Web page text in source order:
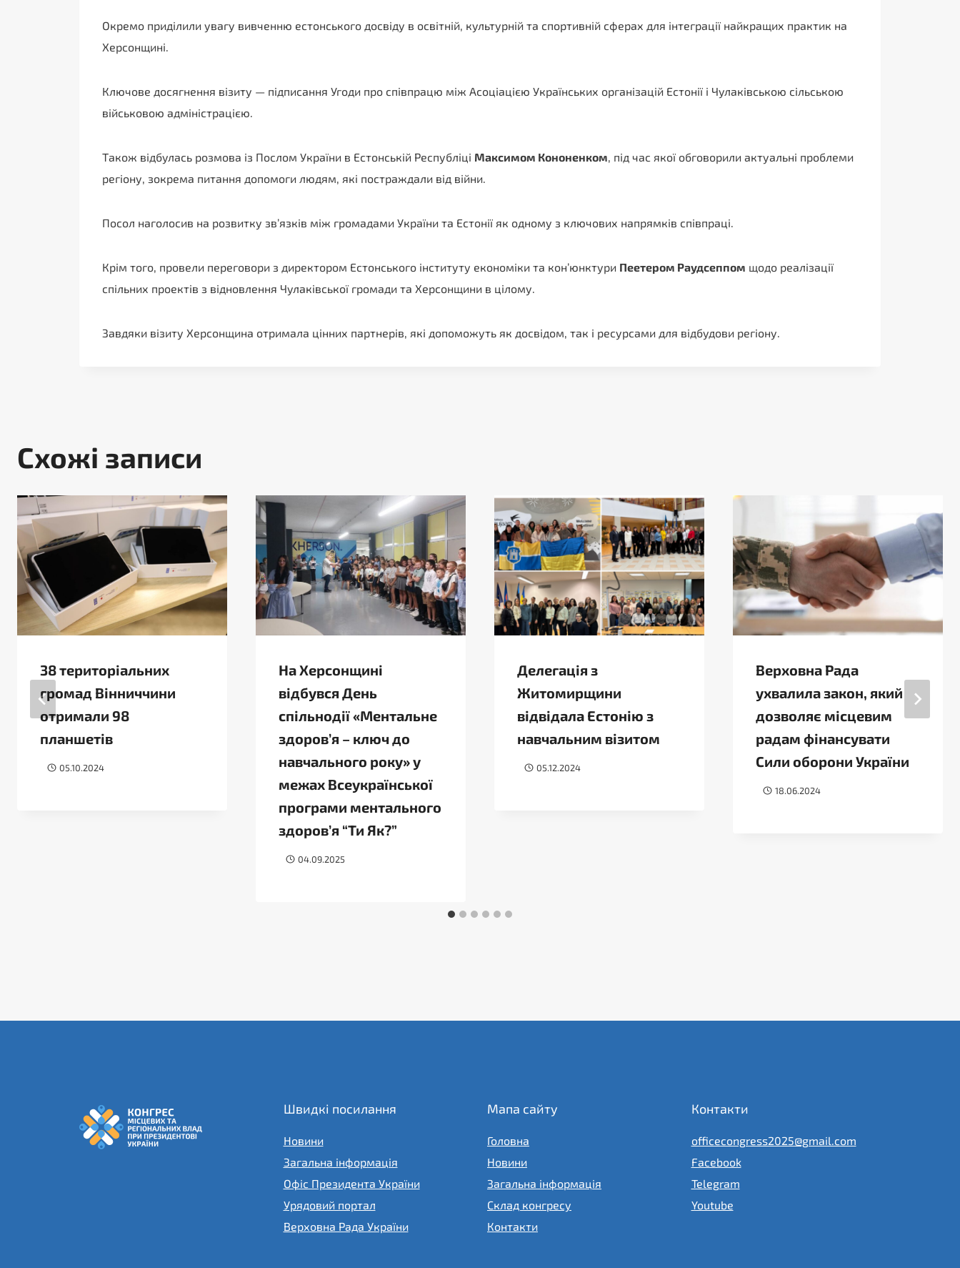
Окремо приділили увагу вивченню естонського досвіду в освітній, культурній та спортивній сферах для інтеграції найкращих практик на
Херсонщині.
Ключове досягнення візиту — підписання Угоди про співпрацю між Асоціацією Українських організацій Естонії і Чулаківською сільською
військовою адміністрацією.
Також відбулась розмова із Послом України в Естонській Республіці Максимом Кононенком, під час якої обговорили актуальні проблеми
регіону, зокрема питання допомоги людям, які постраждали від війни.
Посол наголосив на розвитку зв’язків між громадами України та Естонії як одному з ключових напрямків співпраці.
Крім того, провели переговори з директором Естонського інституту економіки та кон’юнктури Пеетером Раудсеппом щодо реалізації
спільних проектів з відновлення Чулаківської громади та Херсонщини в цілому.
Завдяки візиту Херсонщина отримала цінних партнерів, які допоможуть як досвідом, так і ресурсами для відбудови регіону.
Схожі записи
38 територіальних
громад Вінниччини
отримали 98
планшетів
05.10.2024
На Херсонщині
відбувся День
спільнодії «Ментальне
здоров’я – ключ до
навчального року» у
межах Всеукраїнської
програми ментального
здоров’я “Ти Як?”
04.09.2025
Делегація з
Житомирщини
відвідала Естонію з
навчальним візитом
05.12.2024
Верховна Рада
ухвалила закон, який
дозволяє місцевим
радам фінансувати
Сили оборони України
18.06.2024
Швидкі посилання
Новини
Загальна інформація
Офіс Президента України
Урядовий портал
Верховна Рада України
Мапа сайту
Головна
Новини
Загальна інформація
Склад конгресу
Контакти
Контакти
officecongress2025@gmail.com
Facebook
Telegram
Youtube